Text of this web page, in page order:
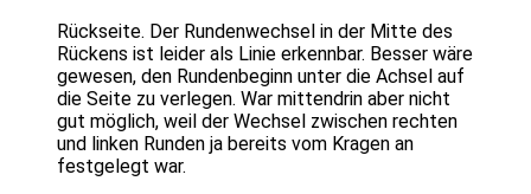
Rückseite. Der Rundenwechsel in der Mitte des
Rückens ist leider als Linie erkennbar. Besser wäre
gewesen, den Rundenbeginn unter die Achsel auf
die Seite zu verlegen. War mittendrin aber nicht
gut möglich, weil der Wechsel zwischen rechten
und linken Runden ja bereits vom Kragen an
festgelegt war.